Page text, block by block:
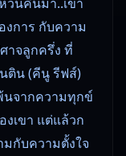
งการ กับความ
าจลูกครึ่ง ที่
ติน (คีนู รีฟส์)
นจากความทุกข์
เขา แต่แล้วก
กับความตั้งใจ